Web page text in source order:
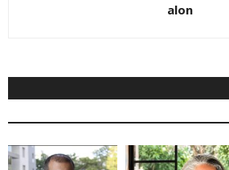
alon